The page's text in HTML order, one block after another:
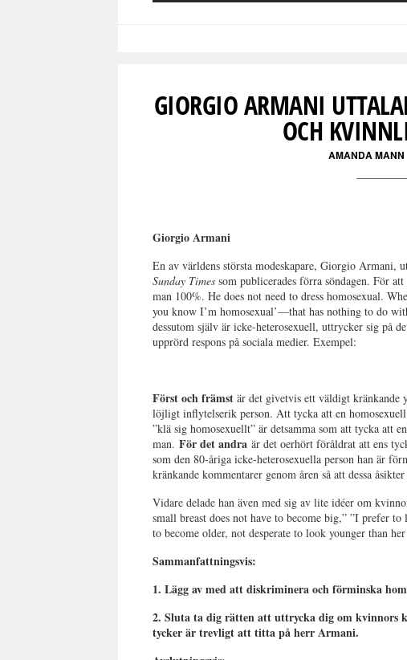
GIORGIO ARMANI
OCH
AMANDA MANN
Giorgio Armani
En av världens största modeskapare, Giorgio Armani,
Sunday Times som publicerades förra söndagen. För
man 100%. He does not need to dress homosexual.
you know I’m homosexual’—that has nothing to do
dessutom själv är icke-heterosexuell, uttrycker sig på
upprörd respons på sociala medier. Exempel:
Först och främst är det givetvis ett väldigt kränkande
löjligt inflytelserik person. Att tycka att en
”klä sig homosexuellt” är detsamma som att tycka att
man.För det andra är det oerhört föråldrat att ens
som den 80-åriga icke-heterosexuella person han är
kränkande kommentarer genom åren så att dessa
Vidare delade han även med sig av lite idéer om
small breast does not have to become big,” ”I prefer
to become older, not desperate to look younger than
Sammanfattningsvis:
1. Lägg av med att diskriminera och förminska
2. Sluta ta dig rätten att uttrycka dig om kvinnors
tycker är trevligt att titta på herr Armani.